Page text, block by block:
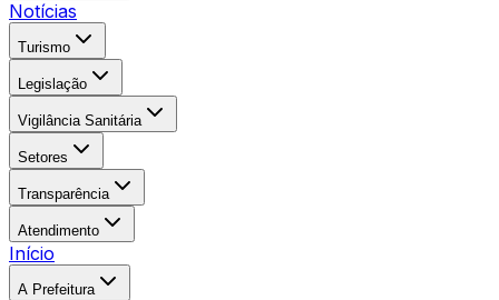
Notícias
Turismo
Legislação
Vigilância Sanitária
Setores
Transparência
Atendimento
Início
A Prefeitura